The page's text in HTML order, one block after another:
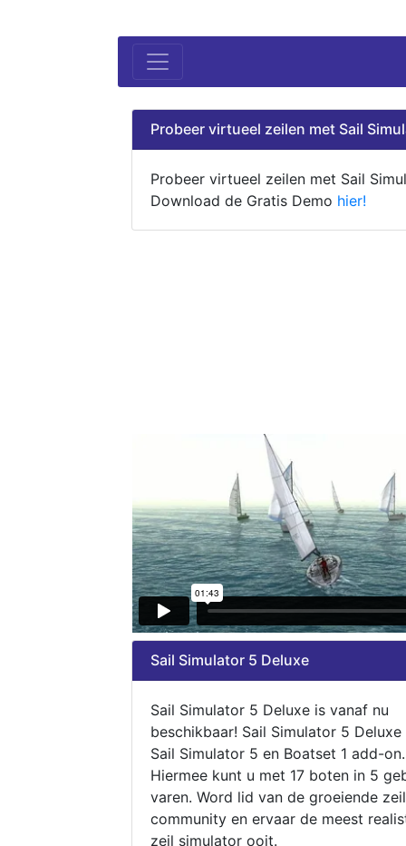
Probeer virtueel zeilen met Sail
Probeer virtueel zeilen met Sail
Download de Gratis Demo hier!
Sail Simulator 5 Deluxe
Sail Simulator 5 Deluxe is vanaf nu
beschikbaar! Sail Simulator 5
Sail Simulator 5 en Boatset 1 add-on.
Hiermee kunt u met 17 boten in 5
varen. Word lid van de groeiende zeil
community en ervaar de meest
zeil simulator ooit.